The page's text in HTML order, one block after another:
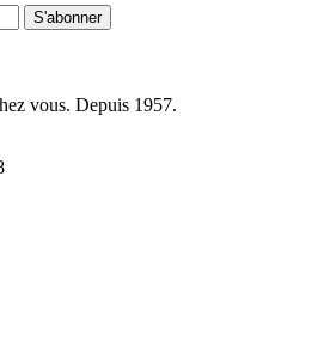
S'abonner
vous. Depuis 1957.